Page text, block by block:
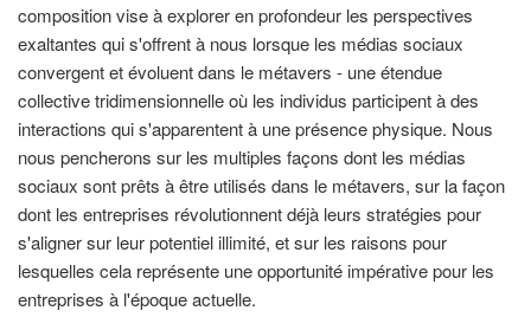
composition vise à explorer en profondeur les perspectives
exaltantes qui s'offrent à nous lorsque les médias sociaux
convergent et évoluent dans le métavers - une étendue
collective tridimensionnelle où les individus participent à des
interactions qui s'apparentent à une présence physique. Nous
nous pencherons sur les multiples façons dont les médias
sociaux sont prêts à être utilisés dans le métavers, sur la façon
dont les entreprises révolutionnent déjà leurs stratégies pour
s'aligner sur leur potentiel illimité, et sur les raisons pour
lesquelles cela représente une opportunité impérative pour les
entreprises à l'époque actuelle.